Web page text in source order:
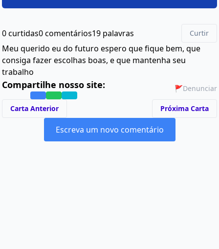
0 curtidas0 comentários19 palavras Curtir
Meu querido eu do futuro espero que fique bem, que
consiga fazer escolhas boas, e que mantenha seu
trabalho
Compartilhe nosso site: 🚩Denunciar
Carta Anterior Próxima Carta
Escreva um novo comentário